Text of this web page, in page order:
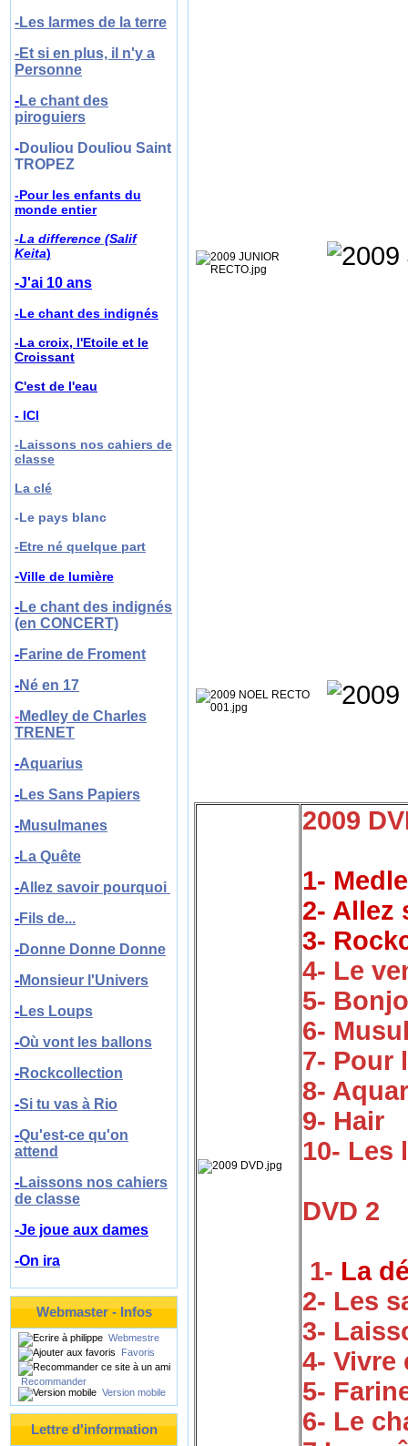
-Les larmes de la terre
-Et si en plus, il n'y a
Personne
-Le chant des
piroguiers
-Douliou Douliou Saint
TROPEZ
-Pour les enfants du
monde entier
-La difference (Salif
Keita)
-J'ai 10 ans
-Le chant des indignés
-La croix, l'Etoile et le
Croissant
C'est de l'eau
- ICI
-Laissons nos cahiers de
classe
La clé
-Le pays blanc
-Etre né quelque part
-Ville de lumière
-Le chant des indignés
(en CONCERT)
-Farine de Froment
-Né en 17
-Medley de Charles
TRENET
-Aquarius
-Les Sans Papiers
-Musulmanes
-La Quête
-Allez savoir pourquoi
-Fils de...
-Donne Donne Donne
-Monsieur l'Univers
-Les Loups
-Où vont les ballons
-Rockcollection
-Si tu vas à Rio
-Qu'est-ce qu'on
attend
-Laissons nos cahiers
de classe
-Je joue aux dames
-On ira
Webmaster - Infos
Webmestre
Favoris
Recommander
Version mobile
Lettre d'information
2009
1-
2- Allez
3-
4- Le
5-
6-
7- Pour
8-
9- Hair
10- Les
DVD 2
1- La
2- Les
3-
4- Vivre
5-
6- Le